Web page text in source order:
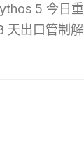
5 今日重
天出口管制